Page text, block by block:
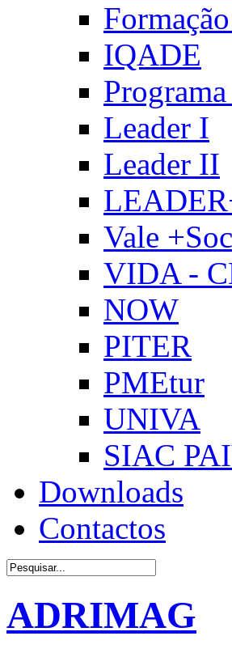
IQADE
Leader I
Leader II
Vale
VIDA -
NOW
PITER
PMEtur
UNIVA
SIAC
Downloads
Contactos
ADRIMAG